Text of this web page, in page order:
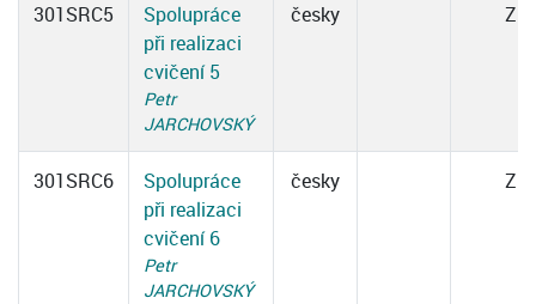
301SRC5
Spolupráce
při realizaci
cvičení 5
Petr
JARCHOVSKÝ
česky Z
301SRC6
Spolupráce
při realizaci
cvičení 6
Petr
JARCHOVSKÝ
česky Z